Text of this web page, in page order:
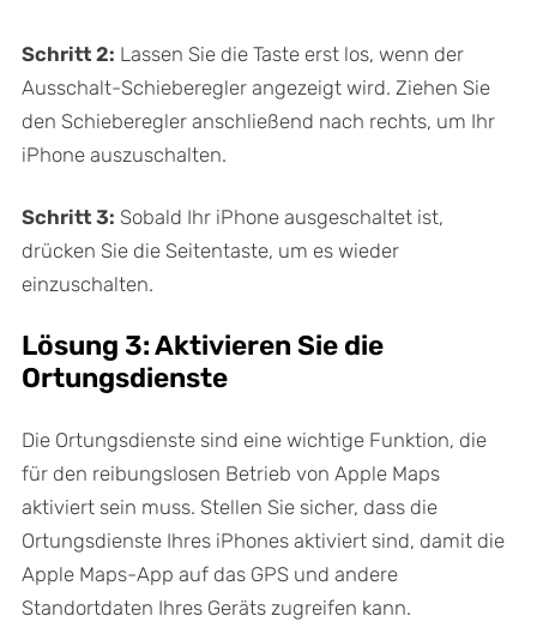
Schritt 2: Lassen Sie die Taste erst los, wenn der
Ausschalt-Schieberegler angezeigt wird. Ziehen Sie
den Schieberegler anschließend nach rechts, um Ihr
iPhone auszuschalten.
Schritt 3: Sobald Ihr iPhone ausgeschaltet ist,
drücken Sie die Seitentaste, um es wieder
einzuschalten.
Lösung 3: Aktivieren Sie die
Ortungsdienste
Die Ortungsdienste sind eine wichtige Funktion, die
für den reibungslosen Betrieb von Apple Maps
aktiviert sein muss. Stellen Sie sicher, dass die
Ortungsdienste Ihres iPhones aktiviert sind, damit die
Apple Maps-App auf das GPS und andere
Standortdaten Ihres Geräts zugreifen kann.